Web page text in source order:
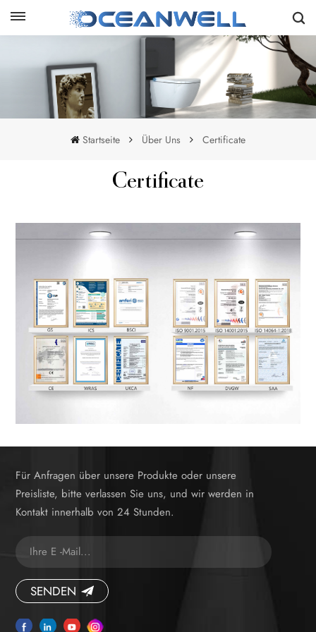
Startseite Über Uns Certificate
Certificate
Für Anfragen über unsere Produkte oder unsere
Preisliste, bitte verlassen Sie uns, und wir werden in
Kontakt innerhalb von 24 Stunden.
SENDEN